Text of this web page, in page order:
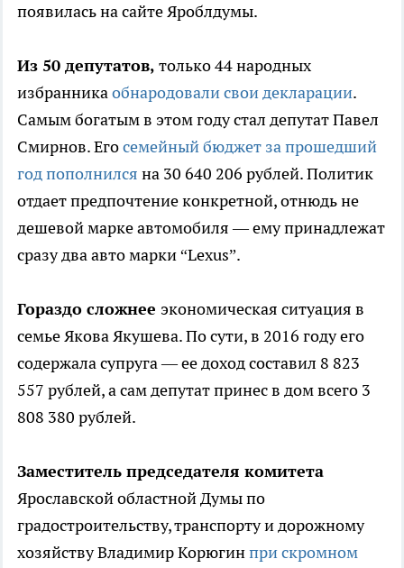
появилась на сайте Яроблдумы.
Из 50 депутатов, только 44 народных
избранникаобнародовали свои декларации.
Самым богатым в этом году стал депутат Павел
Смирнов. Егосемейный бюджет за прошедший
год пополнился на 30 640 206 рублей. Политик
отдает предпочтение конкретной, отнюдь не
дешевой марке автомобиля — ему принадлежат
сразу два авто марки “Lexus”.
Гораздо сложнее экономическая ситуация в
семье Якова Якушева. По сути, в 2016 году его
содержала супруга — ее доход составил 8 823
557 рублей, а сам депутат принес в дом всего 3
808 380 рублей.
Заместитель председателя комитета
Ярославской областной Думы по
градостроительству, транспорту и дорожному
хозяйству Владимир Корюгинпри скромном